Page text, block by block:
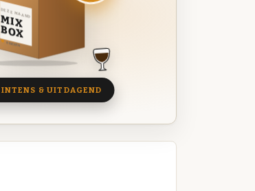
DEZE MAAND
MIX
BOX
8 BIEREN
INTENS & UITDAGEND